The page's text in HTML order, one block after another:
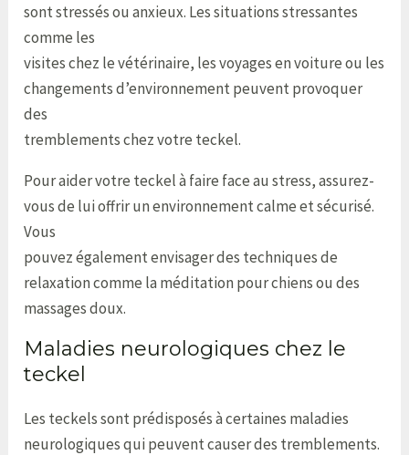
sont stressés ou anxieux. Les situations stressantes
comme les
visites chez le vétérinaire, les voyages en voiture ou les
changements d’environnement peuvent provoquer
des
tremblements chez votre teckel.
Pour aider votre teckel à faire face au stress, assurez-
vous de lui offrir un environnement calme et sécurisé.
Vous
pouvez également envisager des techniques de
relaxation comme la méditation pour chiens ou des
massages doux.
Maladies neurologiques chez le
teckel
Les teckels sont prédisposés à certaines maladies
neurologiques qui peuvent causer des tremblements.